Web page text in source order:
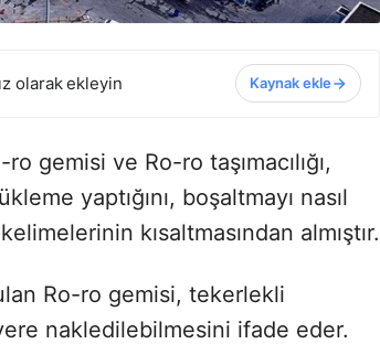
olarak ekleyin Kaynak ekle
gemisi ve Ro-ro taşımacılığı,
yaptığını, boşaltmayı nasıl
kısaltmasından almıştır.
Ro-ro gemisi, tekerlekli
nakledilebilmesini ifade eder.